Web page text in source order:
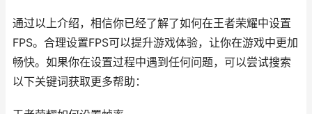
通过以上介绍，相信你已经了解了如何在王者荣耀中设置
FPS。合理设置FPS可以提升游戏体验，让你在游戏中更加
畅快。如果你在设置过程中遇到任何问题，可以尝试搜索
以下关键词获取更多帮助：